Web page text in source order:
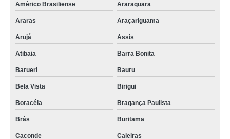
Américo Brasiliense
Araraquara
Araras Araçariguama
Arujá Assis
Atibaia Barra Bonita
Barueri Bauru
Bela Vista Birigui
Boracéia Bragança Paulista
Brás Buritama
Caconde Caieiras